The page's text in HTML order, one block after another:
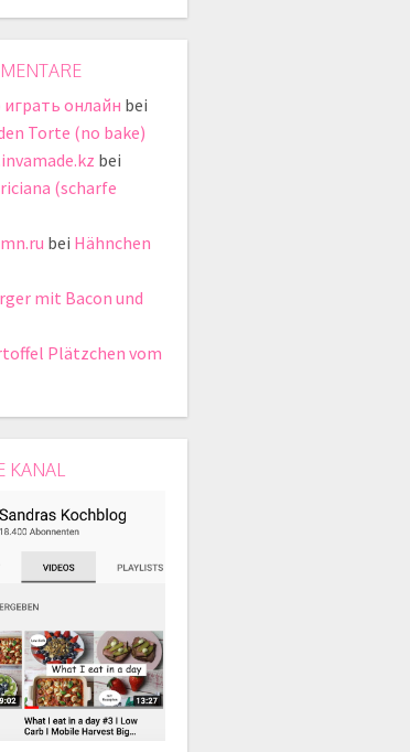
играть онлайн bei
Torte (no bake)
bei
(scharfe
bei Hähnchen
mit Bacon und
Plätzchen vom
KANAL